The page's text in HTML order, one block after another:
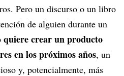
Pero un discurso o un libro
de alguien durante un
quiere crear un producto
en los próximos años, un
y, potencialmente, más